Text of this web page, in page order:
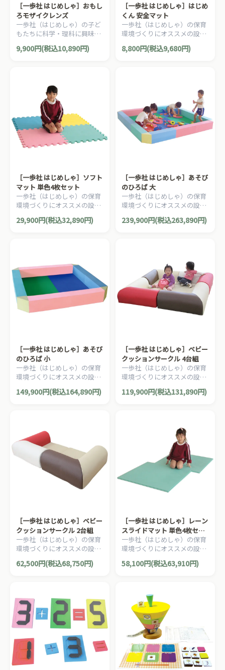
［一歩社 はじめしゃ］おもし
ろモザイクレンズ
一歩社（はじめしゃ）の子ど
もたちに科学・理科に興味を
やレンズ。たくさんの枠にな
9,900円(税込10,890円)
［一歩社 はじめしゃ］はじめ
くん 安全マット
一歩社（はじめしゃ）の保育
環境づくりにオススメの設備
ムなど、滑りやすい場所で使
8,800円(税込9,680円)
［一歩社 はじめしゃ］ソフト
マット 単色4枚セット
一歩社（はじめしゃ）の保育
環境づくりにオススメの設備
ズのマットです。防炎ラベル
29,900円(税込32,890円)
［一歩社 はじめしゃ］あそび
のひろば 大
一歩社（はじめしゃ）の保育
環境づくりにオススメの設備
キッズコーナー/プレイサーク
239,900円(税込263,890円)
［一歩社 はじめしゃ］あそび
のひろば 小
一歩社（はじめしゃ）の保育
環境づくりにオススメの設備
キッズコーナー/プレイサーク
149,900円(税込164,890円)
［一歩社 はじめしゃ］ベビー
クッションサークル 4台組
一歩社（はじめしゃ）の保育
環境づくりにオススメの設備
ョンです。組み合わせるとキ
119,900円(税込131,890円)
［一歩社 はじめしゃ］ベビー
クッションサークル 2台組
一歩社（はじめしゃ）の保育
環境づくりにオススメの設備
ョンです。組み合わせるとキ
62,500円(税込68,750円)
［一歩社 はじめしゃ］レーン
スライドマット 単色4枚セッ
ト
一歩社（はじめしゃ）の保育
環境づくりにオススメの設備
分が見えないよう設計された
58,100円(税込63,910円)